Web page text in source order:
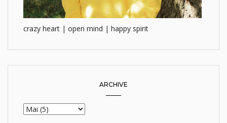
crazy heart | open mind | happy spirit
ARCHIVE